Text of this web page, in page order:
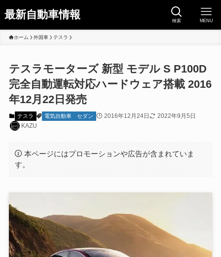
最新自動車情報 検索 MENU
ホーム 外国車 テスラ
テスラモーターズ 新型 モデル S P100D
完全自動運転対応ハードウェア搭載 2016
年12月22日発売
テスラ 電気自動車 セダン 2016年12月24日
2022年9月5日
KAZU
本ページにはプロモーションや広告が含まれていま
す。